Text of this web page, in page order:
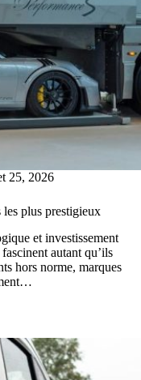
25, 2026
plus prestigieux
et investissement
autant qu’ils
hors norme, marques